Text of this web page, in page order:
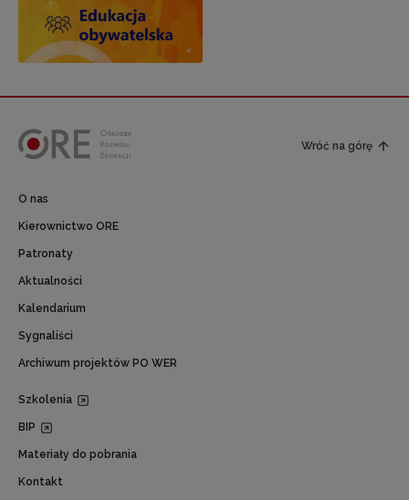
Wróć na górę
O nas
Kierownictwo ORE
Patronaty
Aktualności
Kalendarium
Sygnaliści
Archiwum projektów PO WER
Szkolenia
BIP
Materiały do pobrania
Kontakt